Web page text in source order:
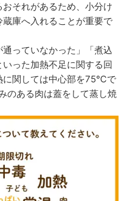
それがあるため、小分け
庫へ入れることが重要で
っていなかった」「煮込
った加熱不足に関する回
に関しては中心部を75℃で
のある肉は蓋をして蒸し焼